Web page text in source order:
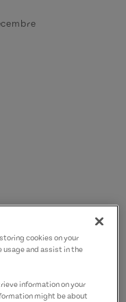
cookies on your
usage and assist in the
information on your
might be about